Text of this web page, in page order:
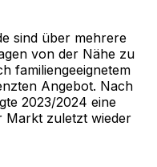
sind über mehrere
von der Nähe zu
familiengeeignetem
Angebot. Nach
2023/2024 eine
Markt zuletzt wieder